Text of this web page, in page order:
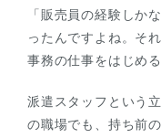
「販売員の経験しか
ったんですよね。そ
事務の仕事をはじめ
派遣スタッフという
の職場でも、持ち前